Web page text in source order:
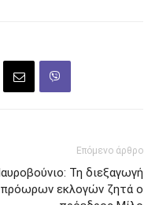
Επόμενο άρθρο
Τη διεξαγωγή
πρόωρων εκλογών ζητά ο